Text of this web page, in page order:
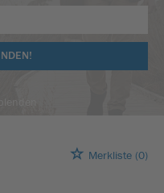
Merkliste (0)